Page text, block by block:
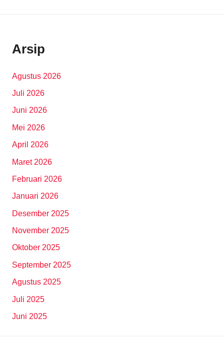
Arsip
Agustus 2026
Juli 2026
Juni 2026
Mei 2026
April 2026
Maret 2026
Februari 2026
Januari 2026
Desember 2025
November 2025
Oktober 2025
September 2025
Agustus 2025
Juli 2025
Juni 2025